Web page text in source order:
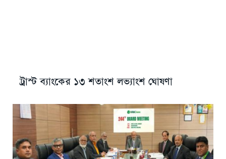
ট্রাস্ট ব্যাংকের ১৩ শতাংশ লভ্যাংশ ঘোষণা